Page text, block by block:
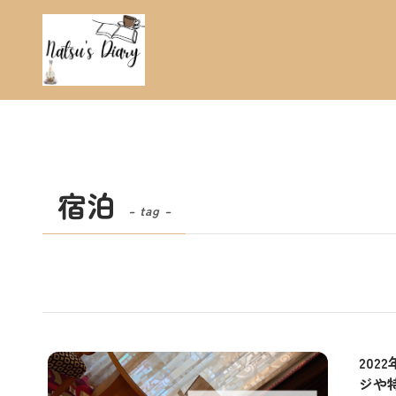
宿泊 – tag –
2022
ジや